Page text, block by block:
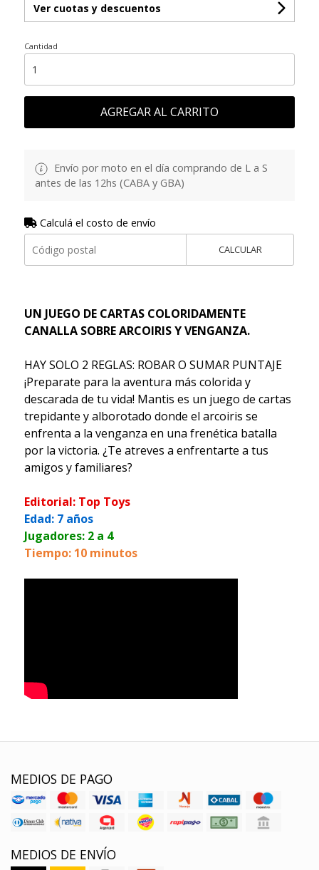
Ver cuotas y descuentos
Cantidad
AGREGAR AL CARRITO
Envío por moto en el día comprando de L a S
antes de las 12hs (CABA y GBA)
Calculá el costo de envío
CALCULAR
UN JUEGO DE CARTAS COLORIDAMENTE
CANALLA SOBRE ARCOIRIS Y VENGANZA.
HAY SOLO 2 REGLAS: ROBAR O SUMAR PUNTAJE
¡Preparate para la aventura más colorida y
descarada de tu vida! Mantis es un juego de cartas
trepidante y alborotado donde el arcoiris se
enfrenta a la venganza en una frenética batalla
por la victoria. ¿Te atreves a enfrentarte a tus
amigos y familiares?
Editorial: Top Toys
Edad: 7 años
Jugadores: 2 a 4
Tiempo: 10 minutos
MEDIOS DE PAGO
MEDIOS DE ENVÍO